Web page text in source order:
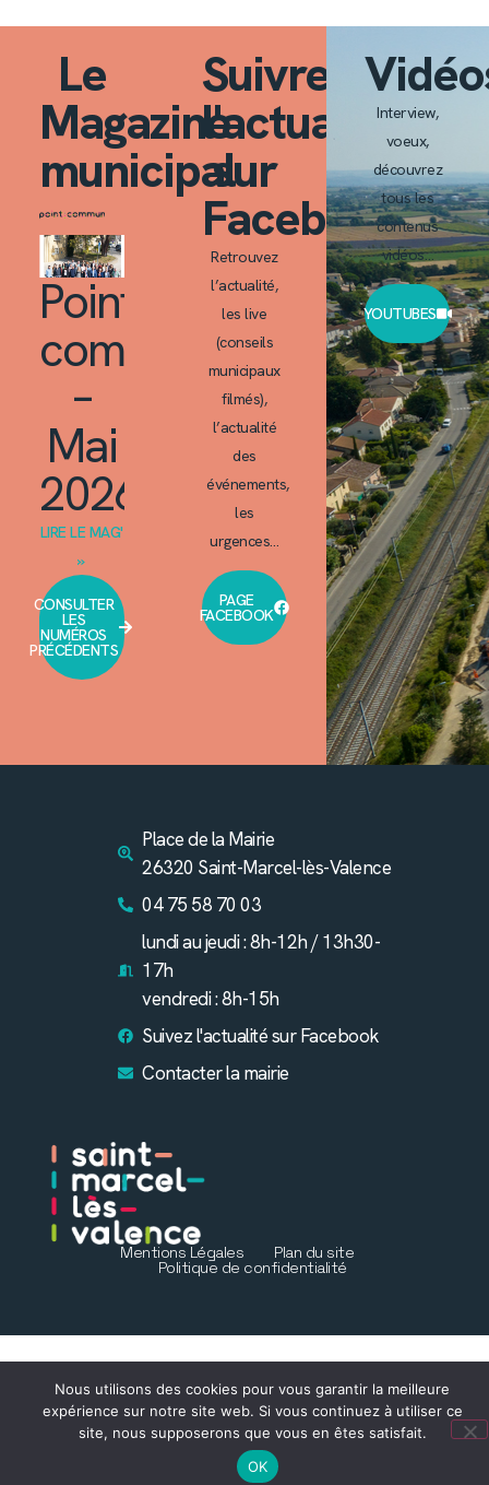
Le
Magazine
municipal
Point
commun
–
Mai
2026
LIRE LE MAG'
»
CONSULTER
LES
NUMÉROS
PRÉCÉDENTS
Suivre
l'actualité
sur
Facebook
Retrouvez
l’actualité,
les live
(conseils
municipaux
filmés),
l’actualité
des
événements,
les
urgences…
PAGE
FACEBOOK
Interview,
voeux,
découvrez
tous les
contenus
vidéos…
YOUTUBES
Mentions Légales Plan du site
Politique de confidentialité
Place de la Mairie
26320 Saint-Marcel-lès-Valence
04 75 58 70 03
lundi au jeudi : 8h-12h / 13h30-
17h
vendredi : 8h-15h
Suivez l'actualité sur Facebook
Contacter la mairie
Nous utilisons des cookies pour vous garantir la meilleure
expérience sur notre site web. Si vous continuez à utiliser ce
site, nous supposerons que vous en êtes satisfait.
OK